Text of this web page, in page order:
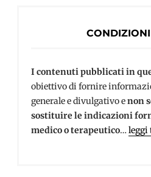
CONDIZIONI
I contenuti pubblicati in
obiettivo di fornire
generale e divulgativo enon
sostituire le indicazioni
medico o terapeutico…leggi